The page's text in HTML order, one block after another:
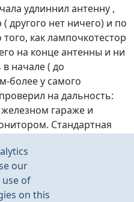
удлиннил антенну ,
другого нет ничего) и по
как лампочкотестор
на конце антенны и ни
начале ( до
более у самого
на дальность:
гараже и
Стандартная
и греться стал меньше
хоть какой то
Но всё-равно
весе выиграл не мало,
our
of
on this